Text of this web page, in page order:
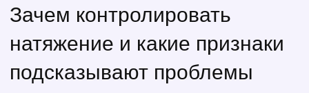
Зачем контролировать
натяжение и какие признаки
подсказывают проблемы